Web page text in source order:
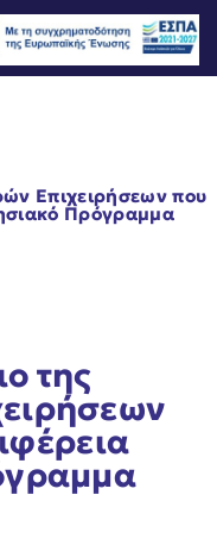
Επιχειρήσεων που
Πρόγραμμα
της